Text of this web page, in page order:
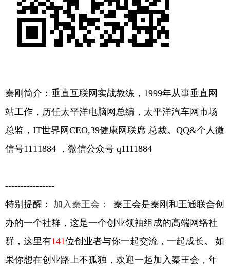
秦刚简介：垂直互联网实战教练，1999年从事垂直网
站工作，历任太平洋电脑网总编，太平洋汽车网市场
总监，IT世界网CEO,39健康网联席 总裁。QQ&个人微
信号1111884 ，微信公众号 q1111884
----------------
特别提醒：
加入秦王会：
秦王会是秦刚和王通联合创
办的一个社群，这是一个创业领袖组成的高端网络社
群，这里有141位创业者与你一起交流，一起成长。
如
果你想在创业路上不孤独，欢迎一起加入秦王会，年